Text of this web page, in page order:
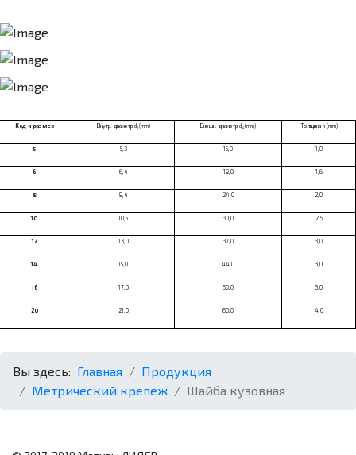
Код и размер Внутр. диаметр d1(mm) Внешн. диаметр d2(mm) Толщина h (mm)
5 5,3 15,0 1,0
6 6,4 18,0 1,6
8 8,4 24,0 2,0
10 10,5 30,0 2,5
12 13,0 37,0 3,0
14 15,0 44,0 3,0
16 17,0 50,0 3,0
20 21,0 60,0 4,0
Вы здесь: Главная
Продукция
Метрический крепеж
Шайба кузовная